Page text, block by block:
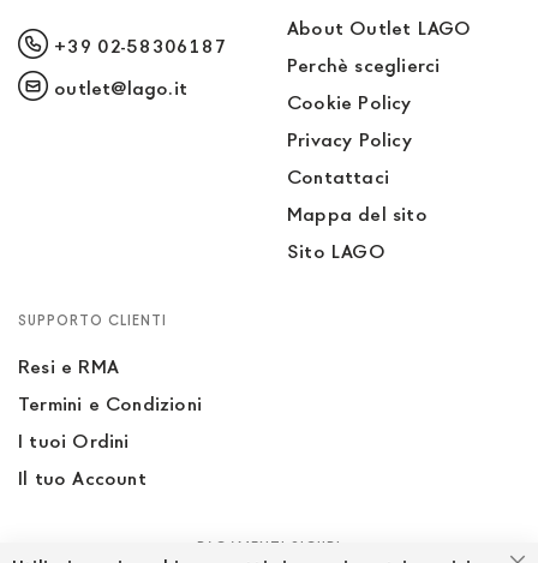
+39 02-58306187
outlet@lago.it
About Outlet LAGO
Perchè sceglierci
Cookie Policy
Privacy Policy
Contattaci
Mappa del sito
Sito LAGO
SUPPORTO CLIENTI
Resi e RMA
Termini e Condizioni
I tuoi Ordini
Il tuo Account
PAGAMENTI SICURI